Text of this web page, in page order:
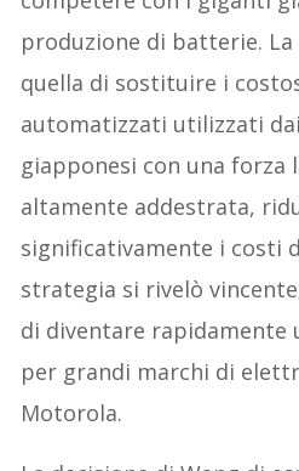
produzione di batterie.
quella di sostituire i
automatizzati utilizzati
giapponesi con una forza
altamente addestrata,
significativamente i costi
strategia si rivelò
di diventare rapidamente
per grandi marchi di
Motorola.